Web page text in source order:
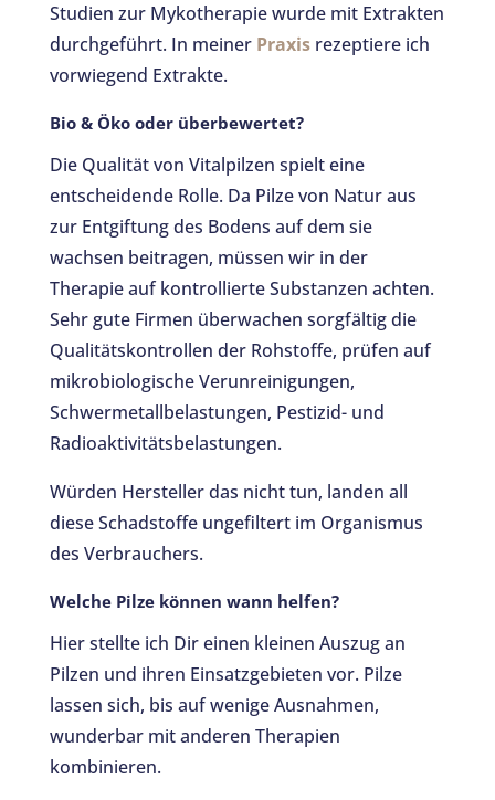
Studien zur Mykotherapie wurde mit Extrakten
durchgeführt. In meiner Praxisrezeptiere ich
vorwiegend Extrakte.
Bio & Öko oder überbewertet?
Die Qualität von Vitalpilzen spielt eine
entscheidende Rolle. Da Pilze von Natur aus
zur Entgiftung des Bodens auf dem sie
wachsen beitragen, müssen wir in der
Therapie auf kontrollierte Substanzen achten.
Sehr gute Firmen überwachen sorgfältig die
Qualitätskontrollen der Rohstoffe, prüfen auf
mikrobiologische Verunreinigungen,
Schwermetallbelastungen, Pestizid- und
Radioaktivitätsbelastungen.
Würden Hersteller das nicht tun, landen all
diese Schadstoffe ungefiltert im Organismus
des Verbrauchers.
Welche Pilze können wann helfen?
Hier stellte ich Dir einen kleinen Auszug an
Pilzen und ihren Einsatzgebieten vor. Pilze
lassen sich, bis auf wenige Ausnahmen,
wunderbar mit anderen Therapien
kombinieren.